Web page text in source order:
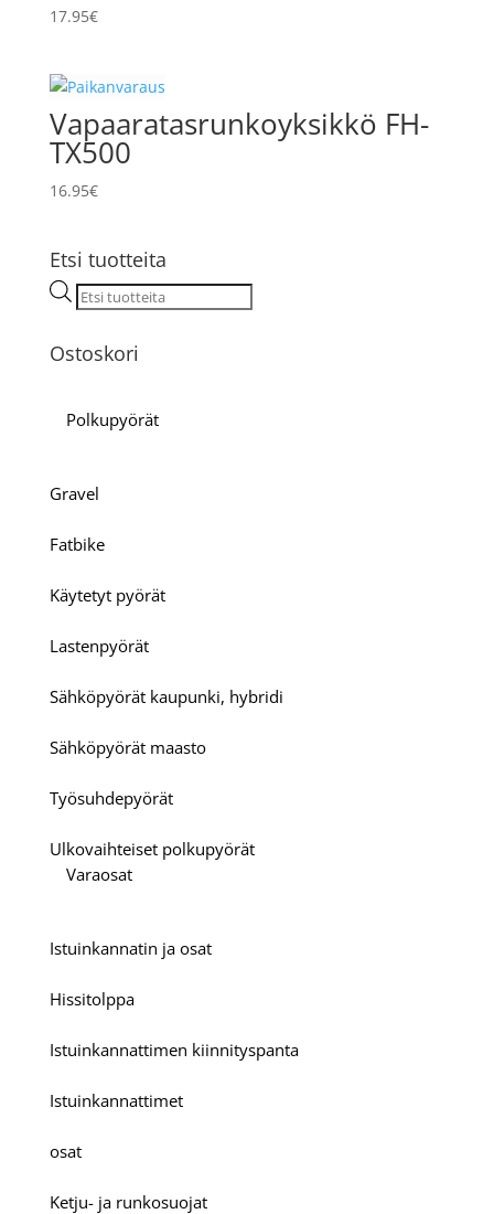
17.95€
Vapaaratasrunkoyksikkö FH-
TX500
16.95€
Etsi tuotteita
Products
search
Ostoskori
Polkupyörät
Gravel
Fatbike
Käytetyt pyörät
Lastenpyörät
Sähköpyörät kaupunki, hybridi
Sähköpyörät maasto
Työsuhdepyörät
Ulkovaihteiset polkupyörät
Varaosat
Istuinkannatin ja osat
Hissitolppa
Istuinkannattimen kiinnityspanta
Istuinkannattimet
osat
Ketju- ja runkosuojat